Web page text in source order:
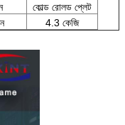
কোল্ড রোলড প্লেট
4.3 কেজি